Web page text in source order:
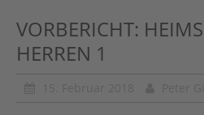
VORBERICHT:
HERREN 1